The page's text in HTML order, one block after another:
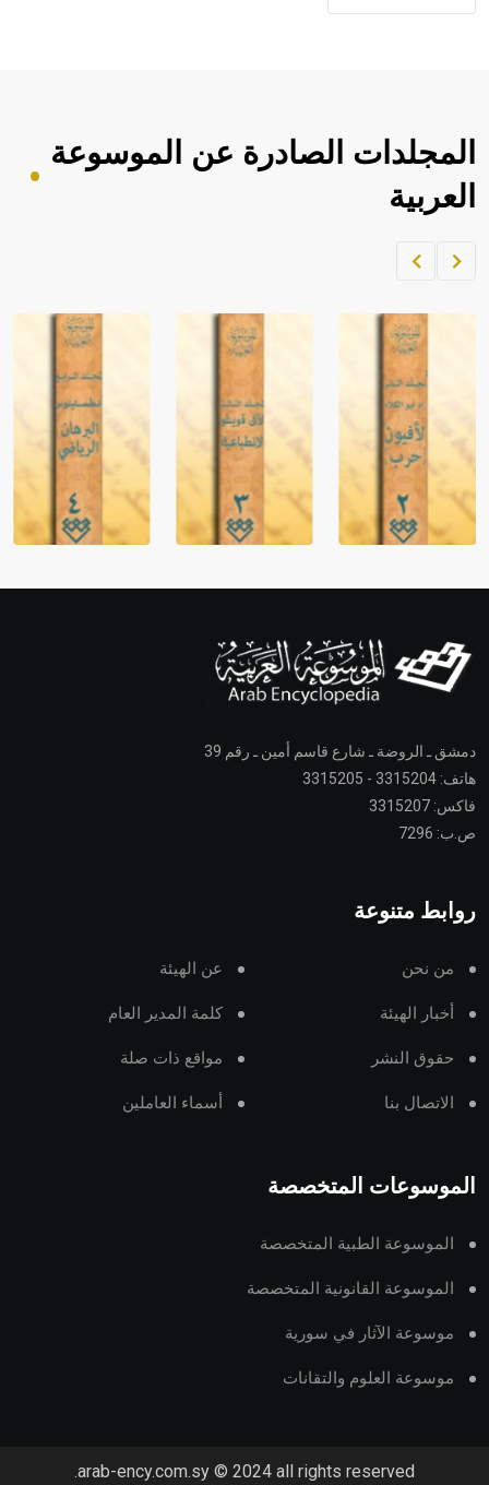
المجلدات الصادرة عن الموسوعة
العربية
دمشق ـ الروضة ـ شارع قاسم أمين ـ رقم 39
هاتف: 3315204 - 3315205
فاكس: 3315207
ص.ب: 7296
روابط متنوعة
من نحن عن الهيئة
أخبار الهيئة كلمة المدير العام
حقوق النشر مواقع ذات صلة
الاتصال بنا أسماء العاملين
الموسوعات المتخصصة
الموسوعة الطبية المتخصصة
الموسوعة القانونية المتخصصة
موسوعة الآثار في سورية
موسوعة العلوم والتقانات
arab-ency.com.sy © 2024 all rights reserved.